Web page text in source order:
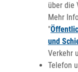
über die
Mehr
"
und
Verkehr
Telefon